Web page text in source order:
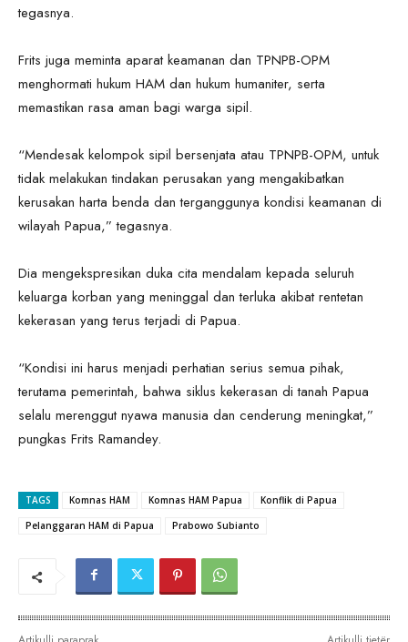
tegasnya.
Frits juga meminta aparat keamanan dan TPNPB-OPM
menghormati hukum HAM dan hukum humaniter, serta
memastikan rasa aman bagi warga sipil.
“Mendesak kelompok sipil bersenjata atau TPNPB-OPM, untuk
tidak melakukan tindakan perusakan yang mengakibatkan
kerusakan harta benda dan terganggunya kondisi keamanan di
wilayah Papua,” tegasnya.
Dia mengekspresikan duka cita mendalam kepada seluruh
keluarga korban yang meninggal dan terluka akibat rentetan
kekerasan yang terus terjadi di Papua.
“Kondisi ini harus menjadi perhatian serius semua pihak,
terutama pemerintah, bahwa siklus kekerasan di tanah Papua
selalu merenggut nyawa manusia dan cenderung meningkat,”
pungkas Frits Ramandey.
TAGS Komnas HAM Komnas HAM Papua
Konflik di Papua
Pelanggaran HAM di Papua
Prabowo Subianto